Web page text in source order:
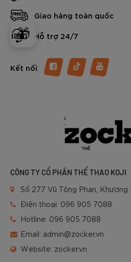
🎁
Giao hàng toàn quốc
Hỗ trợ 24/7
Kết nối:
CÔNG TY CỔ PHẦN THỂ THAO KOJI
Số 277 Vũ Tông Phan, Khương
Điện thoại: 096 905 7088
Hotline: 096 905 7088
Email: admin@zocker.vn
Website: zocker.vn